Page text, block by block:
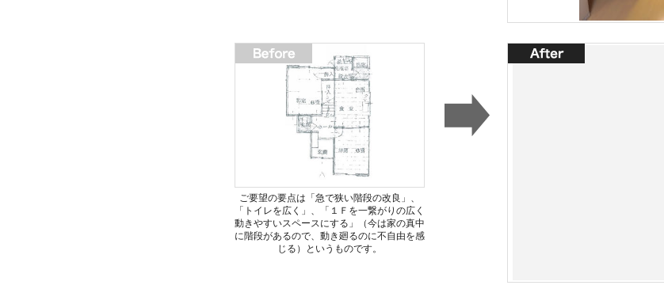
ご要望の要点は「急で狭い階段の改良」、
「トイレを広く」、「１Ｆを一繋がりの広く
動きやすいスペースにする」（今は家の真中
に階段があるので、動き廻るのに不自由を感
じる）というものです。